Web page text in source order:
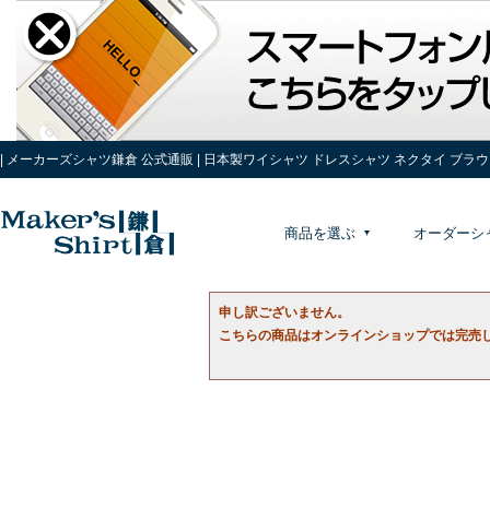
| メーカーズシャツ鎌倉 公式通販 | 日本製ワイシャツ ドレスシャツ ネクタイ ブラ
商品を選ぶ オーダーシ
申し訳ございません。
こちらの商品はオンラインショップでは完売